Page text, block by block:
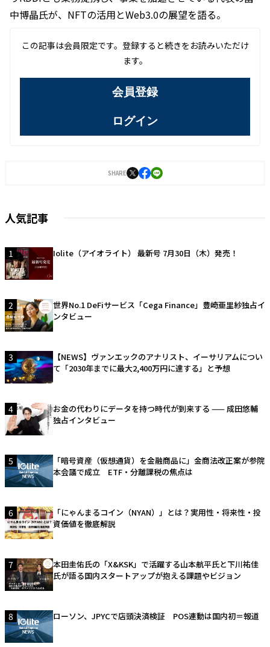
中博晶氏が、NFTの活用とWeb3.0の展望を語る。
この記事は会員限定です。登録すると続きをお読みいただけ
ます。
会員登録
ログイン
SHARE
人気記事
1 Iolite（アイオライト） 最新号 7月30日（木）発売！
2
世界No.1 DeFiサービス「Cega Finance」豊崎亜里紗独占イ
ンタビュー
3
【NEWS】ヴァンエックのアナリスト、イーサリアムについ
て「2030年までに最大2,400万円に達する」と予想
4
お金の代わりにデータを持つ時代が到来する —— 成田悠輔
独占インタビュー
5
「暗号資産（仮想通貨）を金融商品に」金商法改正案が参院
本会議で成立 ETF・分離課税の焦点は
6
「にゃんまるコイン（NYAN）」とは？実用性・将来性・投
資価値を徹底解説
7
本田圭佑氏の「X&KSK」で活躍する山本航平氏と下川祐佳
氏が語る国内スタートアップが抱える課題やビジョン
8 ローソン、JPYCで店頭決済検証 POS連動は国内初＝報道